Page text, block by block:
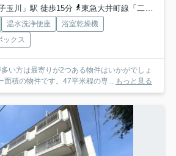
玉川」駅 徒歩15分
東急大井町線「二子玉川」駅 徒歩15分
温水洗浄便座
浴室乾燥機
ックス
い方は最寄りが2つある物件はいかがでしょ
面積の物件です。47平米程の専...
もっと見る